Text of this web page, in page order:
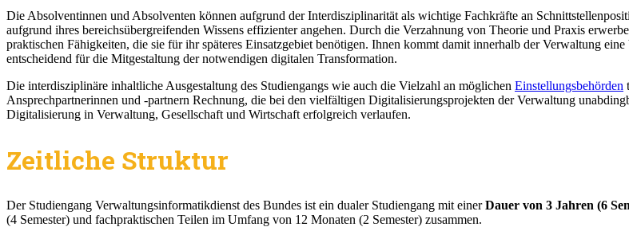
Die Absolventinnen und Absolventen können aufgrund der Interdisziplinarität als wichtige Fachkräfte an
aufgrund ihres bereichsübergreifenden Wissens effizienter angehen. Durch die Verzahnung von Theorie und Praxis
praktischen Fähigkeiten, die sie für ihr späteres Einsatzgebiet benötigen. Ihnen kommt damit innerhalb der Verwaltung
entscheidend für die Mitgestaltung der notwendigen digitalen Transformation.
Die interdisziplinäre inhaltliche Ausgestaltung des Studiengangs wie auch die Vielzahl an möglichen Einstellungsbehörden
Ansprechpartnerinnen und -partnern Rechnung, die bei den vielfältigen Digitalisierungsprojekten der Verwaltung
Digitalisierung in Verwaltung, Gesellschaft und Wirtschaft erfolgreich verlaufen.
Zeitliche Struktur
Der Studiengang Verwaltungsinformatikdienst des Bundes ist ein dualer Studiengang mit einerDauer von 3 Jahren (6
(4 Semester) und fachpraktischen Teilen im Umfang von 12 Monaten (2 Semester) zusammen.